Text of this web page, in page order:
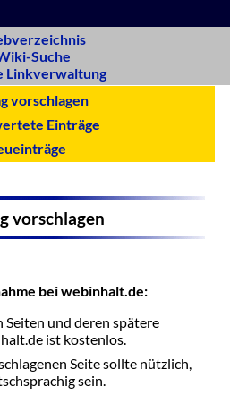
Suche
Linkverwaltung
vorschlagen
Einträge
vorschlagen
bei webinhalt.de:
Seiten und deren spätere
ist kostenlos.
Seite sollte nützlich,
sein.